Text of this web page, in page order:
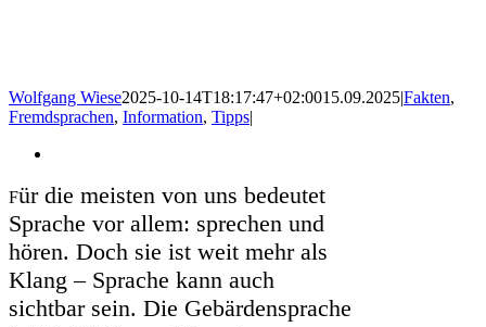
Wolfgang Wiese2025-10-14T18:17:47+02:0015.09.2025|Fakten,
Fremdsprachen, Information, Tipps|
Bild
Für die meisten von uns bedeutet
Sprache vor allem: sprechen und
hören. Doch sie ist weit mehr als
Klang – Sprache kann auch
sichtbar sein. Die Gebärdensprache